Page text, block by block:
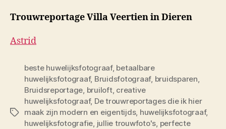
Trouwreportage Villa Veertien in Dieren
Astrid
Tags
beste huwelijksfotograaf, betaalbare
huwelijksfotograaf, Bruidsfotograaf, bruidsparen,
Bruidsreportage, bruiloft, creative
huwelijksfotograaf, De trouwreportages die ik hier
maak zijn modern en eigentijds, huwelijksfotograaf,
huwelijksfotografie, jullie trouwfoto's, perfecte